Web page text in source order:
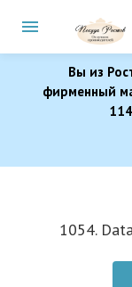
Вы из
фирменный
1054.